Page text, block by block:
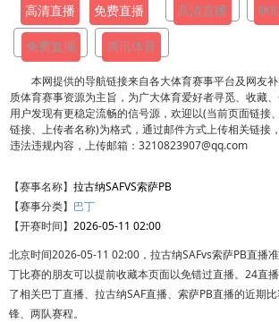
高清直播 免费直播 高清直播 咪
免费直播 腾讯体育
本网提供的导航链接来自各大体育赛事平台及网友
质体育赛事资源为主旨，为广大体育爱好者寻觅、收藏
用户发现有更稳定流畅的信号源，欢迎以(当前页面链接
链接、上传者名称)为格式，通过邮件方式上传相关链接
违法违规内容，上传邮箱：3210823907@qq.com
【赛事名称】 拉古纳SAFVS索萨PB
【赛事分类】 巴丁
【开赛时间】 2026-05-11 02:00
北京时间2026-05-11 02:00，拉古纳SAFvs索萨PB直播
丁比赛的朋友可以提前收藏本页面以免错过直播。24直
了相关巴丁直播、拉古纳SAF直播、索萨PB直播的近期
锋、两队赛程。